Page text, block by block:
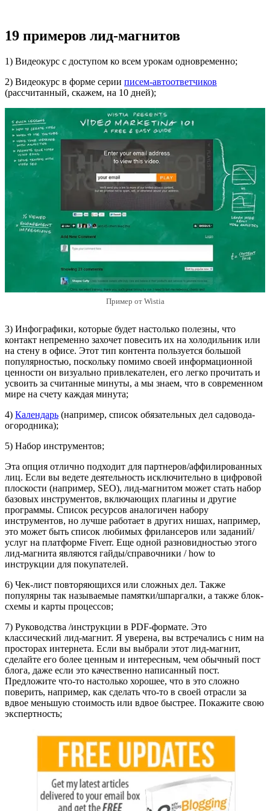
19 примеров лид-магнитов
1) Видеокурс с доступом ко всем урокам одновременно;
2) Видеокурс в форме серии писем-автоответчиков
(рассчитанный, скажем, на 10 дней);
Пример от Wistia
3) Инфографики, которые будет настолько полезны, что
контакт непременно захочет повесить их на холодильник или
на стену в офисе. Этот тип контента пользуется большой
популярностью, поскольку помимо своей информационной
ценности он визуально привлекателен, его легко прочитать и
усвоить за считанные минуты, а мы знаем, что в современном
мире на счету каждая минута;
4) Календарь (например, список обязательных дел садовода-
огородника);
5) Набор инструментов;
Эта опция отлично подходит для партнеров/аффилированных
лиц. Если вы ведете деятельность исключительно в цифровой
плоскости (например, SEO), лид-магнитом может стать набор
базовых инструментов, включающих плагины и другие
программы. Список ресурсов аналогичен набору
инструментов, но лучше работает в других нишах, например,
это может быть список любимых фрилансеров или заданий/
услуг на платформе Fiverr. Еще одной разновидностью этого
лид-магнита являются гайды/справочники / how to
инструкции для покупателей.
6) Чек-лист повторяющихся или сложных дел. Также
популярны так называемые памятки/шпаргалки, а также блок-
схемы и карты процессов;
7) Руководства /инструкции в PDF-формате. Это
классический лид-магнит. Я уверена, вы встречались с ним на
просторах интернета. Если вы выбрали этот лид-магнит,
сделайте его более ценным и интересным, чем обычный пост
блога, даже если это качественно написанный пост.
Предложите что-то настолько хорошее, что в это сложно
поверить, например, как сделать что-то в своей отрасли за
вдвое меньшую стоимость или вдвое быстрее. Покажите свою
экспертность;